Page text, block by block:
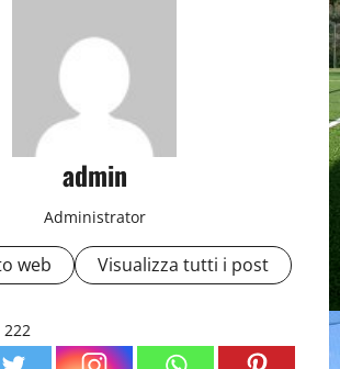
admin
Administrator
web Visualizza tutti i post
222